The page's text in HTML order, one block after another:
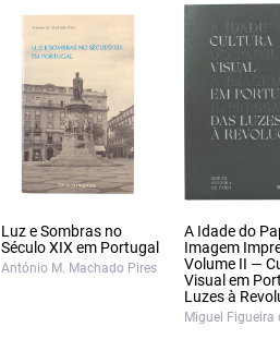
Luz e Sombras no
Século XIX em Portugal
António M. Machado Pires
A Idade do
Imagem
Volume II —
Visual em
Luzes à
Miguel Figueira